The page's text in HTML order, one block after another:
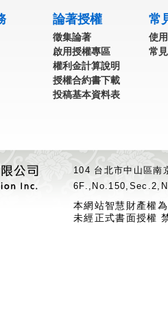
論著授權
徵集論著
啟用授權專區
權利金計算說明
授權合約書下載
投稿基本資料表
常
使
常
104 台北市中山區
本網站智慧財產權
未經正式書面授權